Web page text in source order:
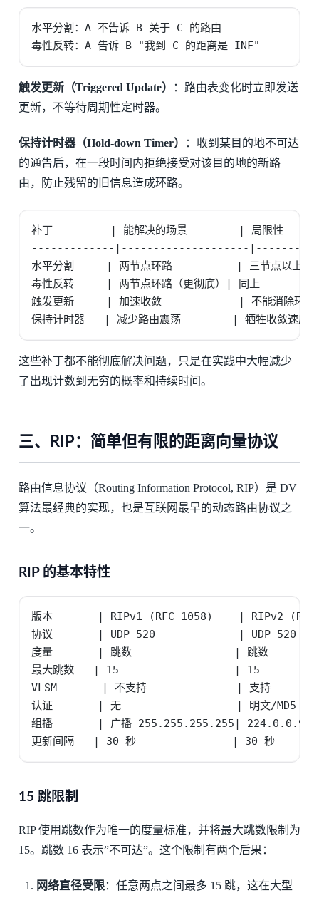
水平分割：A 不告诉 B 关于 C 的路由
毒性反转：A 告诉 B "我到 C 的距离是 INF"
触发更新（Triggered Update）
：路由表变化时立即发送
更新，不等待周期性定时器。
保持计时器（Hold-down Timer）
：收到某目的地不可达
的通告后，在一段时间内拒绝接受对该目的地的新路
由，防止残留的旧信息造成环路。
补丁         | 能解决的场景        | 局限性
-------------|--------------------
水平分割     | 两节点环路          | 三节点以上的环
毒性反转     | 两节点环路（更彻底）| 同上
触发更新     | 加速收敛            | 不能消除环路
保持计时器   | 减少路由震荡        | 牺牲收敛速度
这些补丁都不能彻底解决问题，只是在实践中大幅减少
了出现计数到无穷的概率和持续时间。
三、RIP：简单但有限的距离向量协议
路由信息协议（Routing Information Protocol, RIP）是 DV
算法最经典的实现，也是互联网最早的动态路由协议之
一。
RIP 的基本特性
版本       | RIPv1 (RFC 1058)    | RIPv2
协议       | UDP 520             | UDP 520
度量       | 跳数                | 跳数
最大跳数   | 15                  | 15
VLSM       | 不支持              | 支持
认证       | 无                  | 明文/MD5
组播       | 广播 255.255.255.255|
更新间隔   | 30 秒               | 30 秒
15 跳限制
RIP 使用跳数作为唯一的度量标准，并将最大跳数限制为
15。跳数 16 表示”不可达”。这个限制有两个后果：
网络直径受限：任意两点之间最多 15 跳，这在大型